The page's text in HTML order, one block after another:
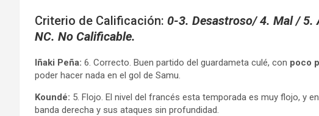
Criterio de Calificación: 0-3. Desastroso/ 4. Mal / 5.
NC. No Calificable.
Iñaki Peña: 6. Correcto. Buen partido del guardameta culé, con poco
poder hacer nada en el gol de Samu.
Koundé: 5. Flojo. El nivel del francés esta temporada es muy flojo, y
banda derecha y sus ataques sin profundidad.